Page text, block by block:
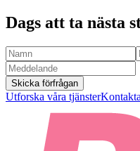
Dags att ta nästa
Skicka förfrågan
Utforska våra tjänster